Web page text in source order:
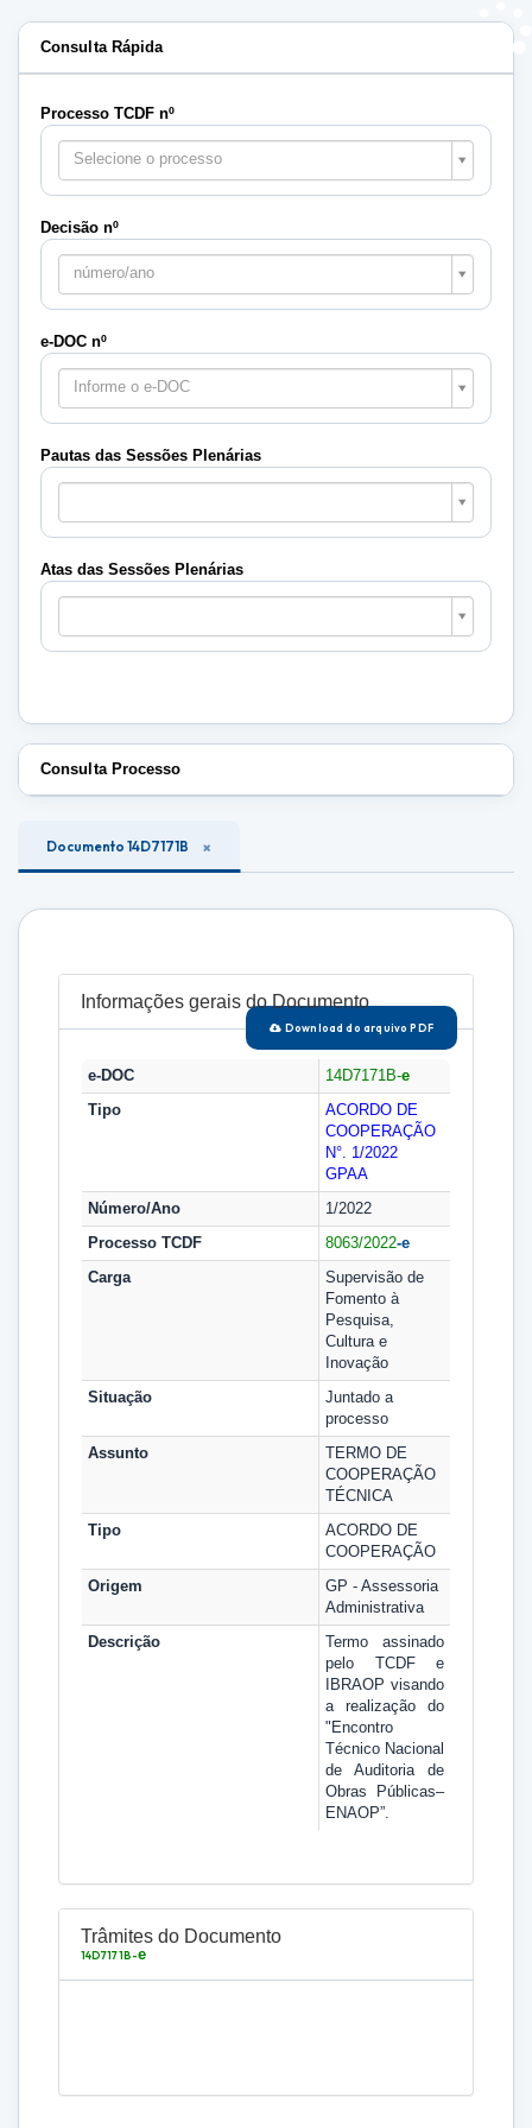
Consulta Rápida
Processo TCDF nº
Selecione o processo
Decisão nº
número/ano
e-DOC nº
Informe o e-DOC
Pautas das Sessões Plenárias
Pautas
Sessões
Plenárias
Atas das Sessões Plenárias
Atas
Sessões
Plenárias
Consulta Processo
Documento 14D7171B
Informações gerais do Documento
Download do arquivo PDF
e-DOC 14D7171B-e
Tipo
ACORDO DE
COOPERAÇÃO
N°. 1/2022
GPAA
Número/Ano
1/2022
Processo TCDF
8063/2022-e
Carga
Supervisão de
Fomento à
Pesquisa,
Cultura e
Inovação
Situação
Juntado a
processo
Assunto
TERMO DE
COOPERAÇÃO
TÉCNICA
Tipo
ACORDO DE
COOPERAÇÃO
Origem
GP - Assessoria
Administrativa
Descrição
Termo assinado
pelo TCDF e
IBRAOP visando
a realização do
"Encontro
Técnico Nacional
de Auditoria de
Obras Públicas–
ENAOP”.
Trâmites do Documento
14D7171B-e